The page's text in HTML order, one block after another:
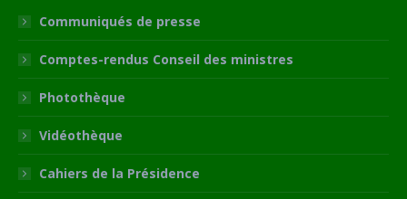
Communiqués de presse
Comptes-rendus Conseil des ministres
Photothèque
Vidéothèque
Cahiers de la Présidence